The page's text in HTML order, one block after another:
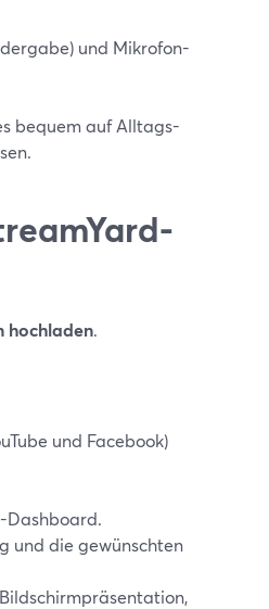
und Mikrofon-
bequem auf Alltags-
hochladen.
und Facebook)
Dashboard.
und die gewünschten